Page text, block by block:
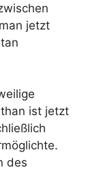
jetzt
ist jetzt
des